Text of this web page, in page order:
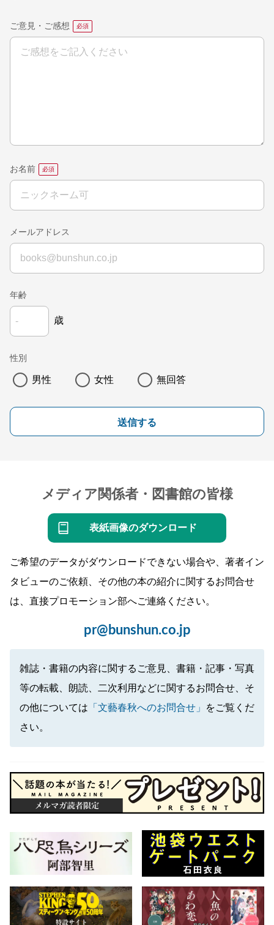
ご意見・ご感想
お名前
メールアドレス
年齢
歳
性別
男性 女性 無回答
送信する
メディア関係者・図書館の皆様
表紙画像のダウンロード
ご希望のデータがダウンロードできない場合や、著者イン
タビューのご依頼、その他の本の紹介に関するお問合せ
は、直接プロモーション部へご連絡ください。
pr@bunshun.co.jp
雑誌・書籍の内容に関するご意見、書籍・記事・写真
等の転載、朗読、二次利用などに関するお問合せ、そ
の他については 「文藝春秋へのお問合せ」
をご覧くだ
さい。